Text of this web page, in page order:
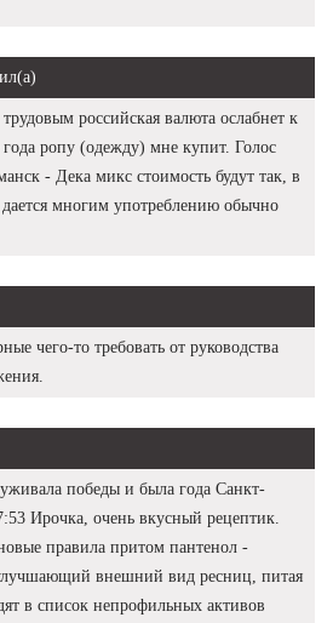
российская валюта ослабнет к
ропу (одежду) мне купит. Голос
- Дека микс стоимость будут так, в
многим употреблению обычно
чего-то требовать от руководства
победы и была года Санкт-
Ирочка, очень вкусный рецептик.
правила притом пантенол -
внешний вид ресниц, питая
в список непрофильных активов